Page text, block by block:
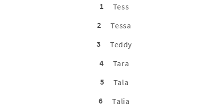
1
Tess
2
Tessa
3
Teddy
4
Tara
5
Tala
6
Talia